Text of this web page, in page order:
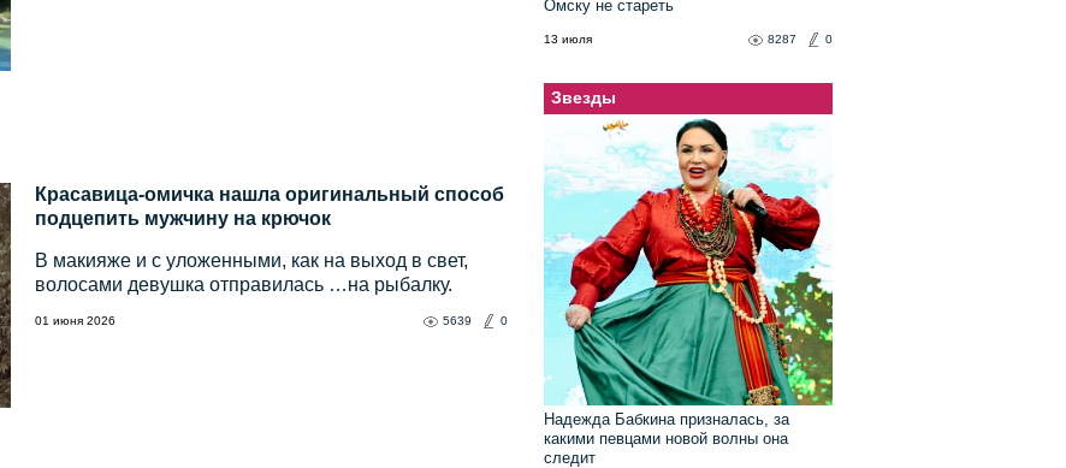
Красавица-омичка нашла оригинальный способ
подцепить мужчину на крючок
В макияже и с уложенными, как на выход в свет,
волосами девушка отправилась …на рыбалку.
01 июня 2026 5639 0
Омску не стареть
13 июля 8287 0
Звезды
Надежда Бабкина призналась, за
какими певцами новой волны она
следит